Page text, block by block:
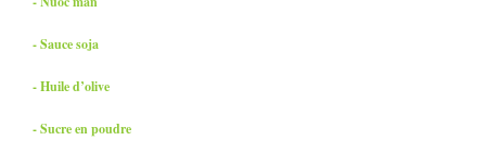
- Sauce soja
- Huile d’olive
- Sucre en poudre